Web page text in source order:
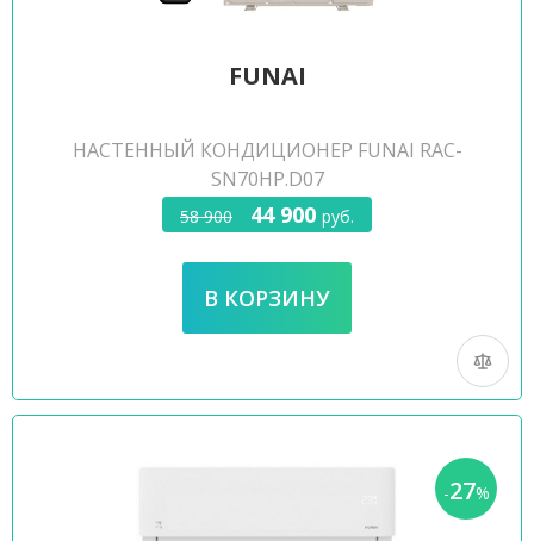
FUNAI
НАСТЕННЫЙ КОНДИЦИОНЕР FUNAI RAC-
SN70HP.D07
58 900 44 900 руб.
-27%